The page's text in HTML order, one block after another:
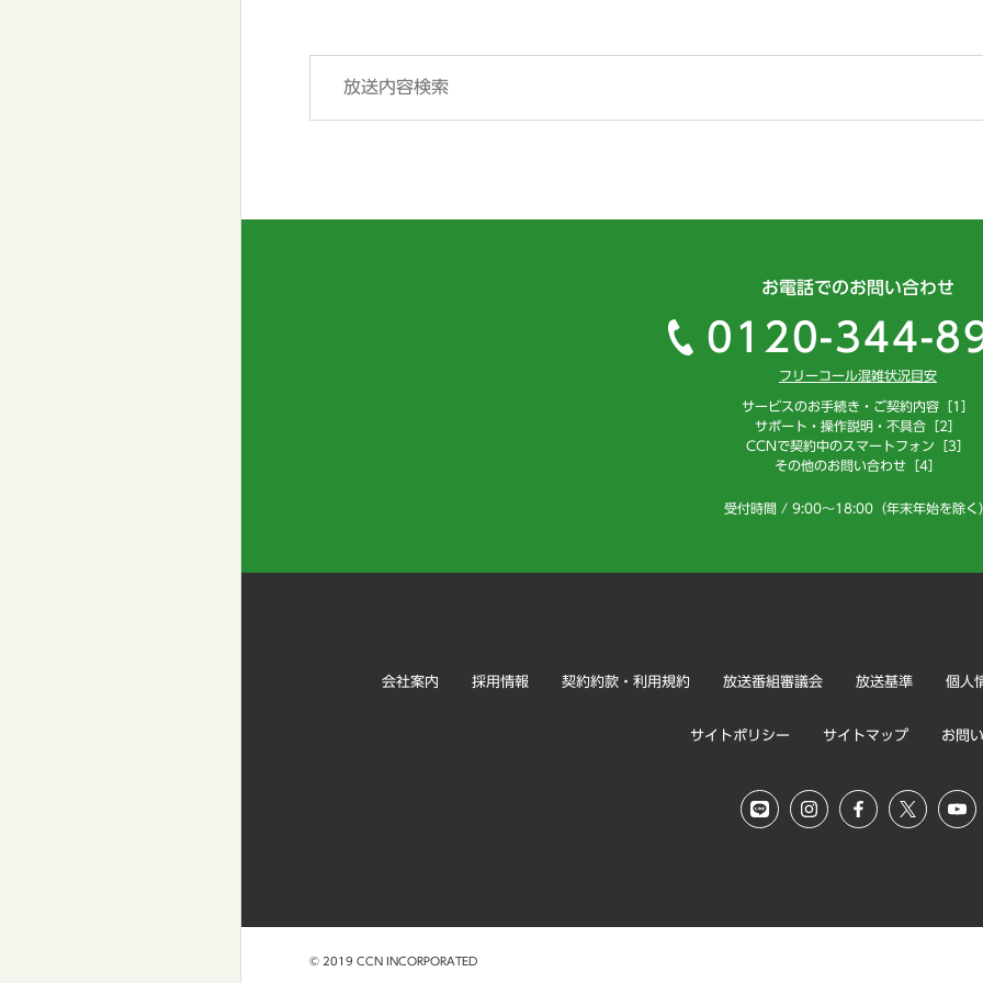
お電話でのお問い合わせ
0120-344-
フリーコール混雑状況目安
サービスのお手続き・ご契約内容［1］
サポート・操作説明・不具合［2］
CCNで契約中のスマートフォン［3］
その他のお問い合わせ［4］
受付時間 / 9:00～18:00（年末年始を除く
会社案内 採用情報 契約約款・利用規約 放送番組審議会 放送基準 個人
サイトポリシー サイトマップ お問
© 2019 CCN INCORPORATED